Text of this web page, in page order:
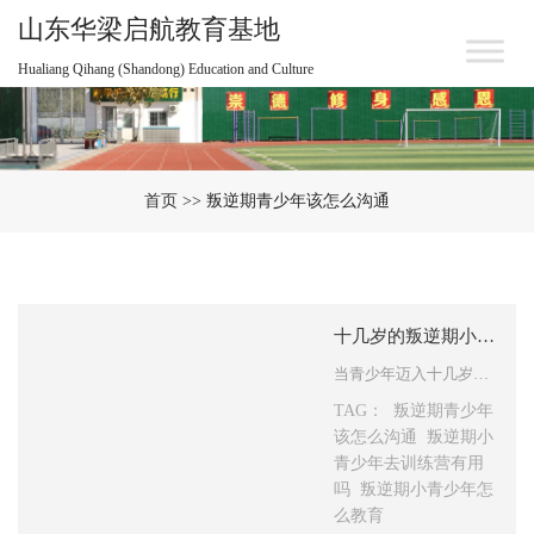
山东华梁启航教育基地
Hualiang Qihang (Shandong) Education and Culture
首页 >> 叛逆期青少年该怎么沟通
十几岁的叛逆期小孩该如何应对？
当青少年迈入十几岁的叛逆阶段时，他们或许会对所有规则和权威产生质疑，并且变得坚持己见。这属于正常的生理与心理发展历程，但也可能引发一些挑战和难题。以下是几条或许有用的建议： 1. 倾听并理解青少年的想法与感受 当青少年表达自身的想法和感受时，要尽可能去倾听并理解他们的观点。不要用同样的方…
TAG：
叛逆期青少年
该怎么沟通
叛逆期小
青少年去训练营有用
吗 叛逆期小青少年怎
么教育